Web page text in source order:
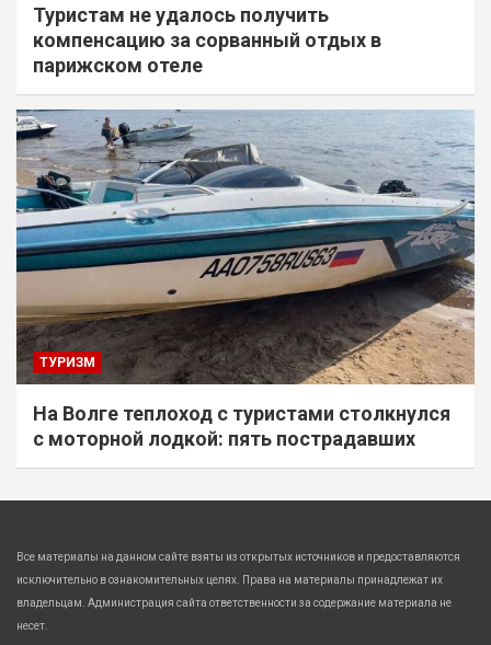
Туристам не удалось получить
компенсацию за сорванный отдых в
парижском отеле
ТУРИЗМ
На Волге теплоход с туристами столкнулся
с моторной лодкой: пять пострадавших
Все материалы на данном сайте взяты из открытых источников и предоставляются
исключительно в ознакомительных целях. Права на материалы принадлежат их
владельцам. Администрация сайта ответственности за содержание материала не
несет.